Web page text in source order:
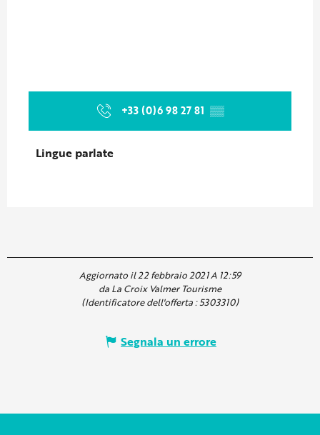
+33 (0)6 98 27 81 ▒▒
Lingue parlate
Lingue parlate
Aggiornato il 22 febbraio 2021 A 12:59
da La Croix Valmer Tourisme
(Identificatore dell'offerta :5303310)
Segnala un errore